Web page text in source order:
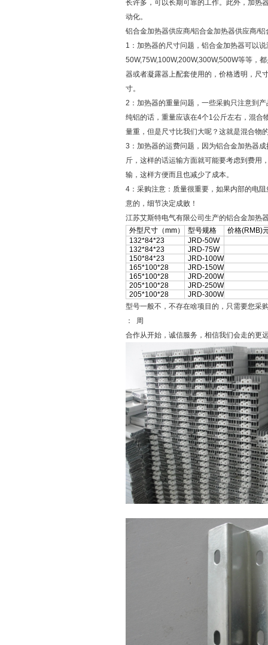
长许多，可以长期可靠的工作。此外，加热
动化。
铝合金加热器供应商/铝合金加热器供应商/
1：加热器的尺寸问题，铝合金加热器可以
50W,75W,100W,200W,300W,500W等等，
器或者凝露器上配套使用的，价格透明，
寸。
2：加热器的重量问题，一些采购只注意到
纯铝的话，重量应该在4个1公斤左右，混合
量重，但是尺寸比我们大呢？这就是混合物
3：加热器的运费问题，因为铝合金加热器
斤，这样的话运输方面就可能要考虑到费用
输，这样方便而且也减少了成本。
4：采购注意：质量很重要，如果内部的电
意的，细节决定成败！
江苏艾斯特电气有限公司生产的铝合金加热
外型尺寸（mm）
型号规格
价格(RMB)
132*84*23
JRD-50W
132*84*23
JRD-75W
150*84*23
JRD-100W
165*100*28
JRD-150W
165*100*28
JRD-200W
205*100*28
JRD-250W
205*100*28
JRD-300W
型号一般不，不存在啥项目的，只需要您采
： 周
合作从开始，诚信服务，相信我们会走的更